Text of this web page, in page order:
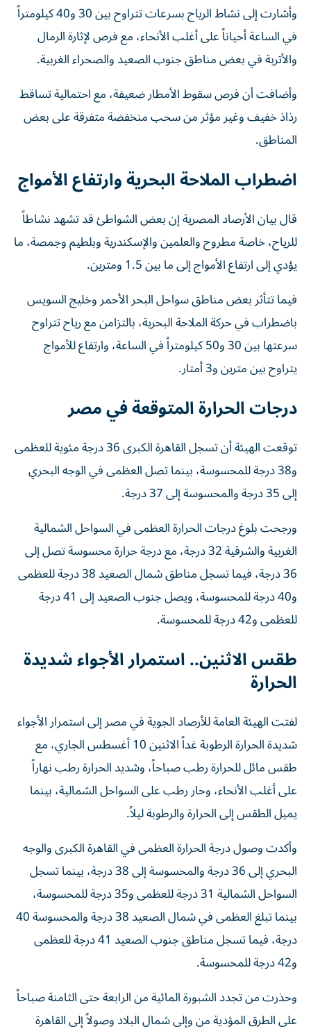
وأشارت إلى نشاط الرياح بسرعات تتراوح بين 30 و40 كيلومتراً
في الساعة أحياناً على أغلب الأنحاء، مع فرص لإثارة الرمال
والأتربة في بعض مناطق جنوب الصعيد والصحراء الغربية.
وأضافت أن فرص سقوط الأمطار ضعيفة، مع احتمالية تساقط
رذاذ خفيف وغير مؤثر من سحب منخفضة متفرقة على بعض
المناطق.
اضطراب الملاحة البحرية وارتفاع الأمواج
قال بيان الأرصاد المصرية إن بعض الشواطئ قد تشهد نشاطاً
للرياح، خاصة مطروح والعلمين والإسكندرية وبلطيم وجمصة، ما
يؤدي إلى ارتفاع الأمواج إلى ما بين 1.5 ومترين.
فيما تتأثر بعض مناطق سواحل البحر الأحمر وخليج السويس
باضطراب في حركة الملاحة البحرية، بالتزامن مع رياح تتراوح
سرعتها بين 30 و50 كيلومتراً في الساعة، وارتفاع للأمواج
يتراوح بين مترين و3 أمتار.
درجات الحرارة المتوقعة في مصر
توقعت الهيئة أن تسجل القاهرة الكبرى 36 درجة مئوية للعظمى
و38 درجة للمحسوسة، بينما تصل العظمى في الوجه البحري
إلى 35 درجة والمحسوسة إلى 37 درجة.
ورجحت بلوغ درجات الحرارة العظمى في السواحل الشمالية
الغربية والشرقية 32 درجة، مع درجة حرارة محسوسة تصل إلى
36 درجة، فيما تسجل مناطق شمال الصعيد 38 درجة للعظمى
و40 درجة للمحسوسة، ويصل جنوب الصعيد إلى 41 درجة
للعظمى و42 درجة للمحسوسة.
طقس الاثنين.. استمرار الأجواء شديدة
الحرارة
لفتت الهيئة العامة للأرصاد الجوية في مصر إلى استمرار الأجواء
شديدة الحرارة الرطوبة غداً الاثنين 10 أغسطس الجاري، مع
طقس مائل للحرارة رطب صباحاً، وشديد الحرارة رطب نهاراً
على أغلب الأنحاء، وحار رطب على السواحل الشمالية، بينما
يميل الطقس إلى الحرارة والرطوبة ليلاً.
وأكدت وصول درجة الحرارة العظمى في القاهرة الكبرى والوجه
البحري إلى 36 درجة والمحسوسة إلى 38 درجة، بينما تسجل
السواحل الشمالية 31 درجة للعظمى و35 درجة للمحسوسة،
بينما تبلغ العظمى في شمال الصعيد 38 درجة والمحسوسة 40
درجة، فيما تسجل مناطق جنوب الصعيد 41 درجة للعظمى
و42 درجة للمحسوسة.
وحذرت من تجدد الشبورة المائية من الرابعة حتى الثامنة صباحاً
على الطرق المؤدية من وإلى شمال البلاد وصولاً إلى القاهرة